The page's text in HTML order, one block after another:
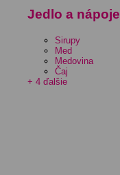
Jedlo a nápoje
Sirupy
Med
Medovina
Čaj
+ 4 ďalšie